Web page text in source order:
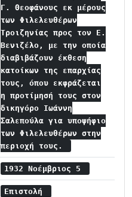
Γ. Θεοφάνους εκ μέρους
των Φιλελευθέρων
Τροιζηνίας προς τον Ε.
Βενιζέλο, με την οποία
διαβιβάζουν έκθεση
κατοίκων της επαρχίας
τους, όπου εκφράζεται
η προτίμησή τους στον
δικηγόρο Ιωάννη
Σαλεπούλα για υποψήφιο
των Φιλελευθέρων στην
περιοχή τους.
1932 Νοέμβριος 5
Επιστολή